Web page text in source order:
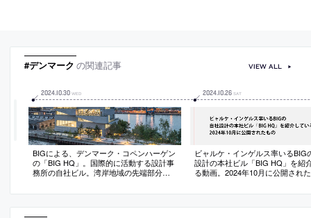
#デンマーク の関連記事
2024.10.30 WED
BIGによる、デンマーク・コペンハーゲン
の「BIG HQ」。国際的に活動する設計事
務所の自社ビル。湾岸地域の先端部分を
う“ピラネージ風”の“開放的”な空間を備え
綿密に協働して造り上げる
2024.10.26 SAT
ビャルケ・インゲルス率いるBIG
設計の本社ビル「BIG HQ」を紹
る動画。2024年10月に公開され
VIEW ALL